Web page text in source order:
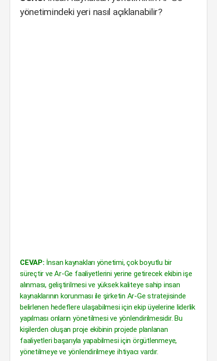
yönetimindeki yeri nasıl açıklanabilir?
CEVAP: İnsan kaynakları yönetimi, çok boyutlu bir
süreçtir ve Ar-Ge faaliyetlerini yerine getirecek ekibin işe
alınması, geliştirilmesi ve yüksek kaliteye sahip insan
kaynaklarının korunması ile şirketin Ar-Ge stratejisinde
belirlenen hedeflere ulaşabilmesi için ekip üyelerine liderlik
yapılması onların yönetilmesi ve yönlendirilmesidir. Bu
kişilerden oluşan proje ekibinin projede planlanan
faaliyetleri başarıyla yapabilmesi için örgütlenmeye,
yönetilmeye ve yönlendirilmeye ihtiyacı vardır.